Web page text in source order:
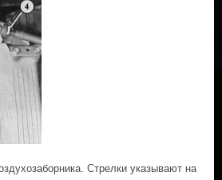
Стрелки указывают на